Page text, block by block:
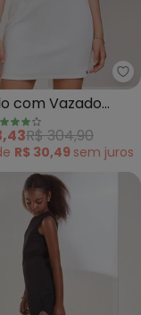
Manga CurtaI
com Vazado
R$ 304,90
R$ 30,49 sem juros